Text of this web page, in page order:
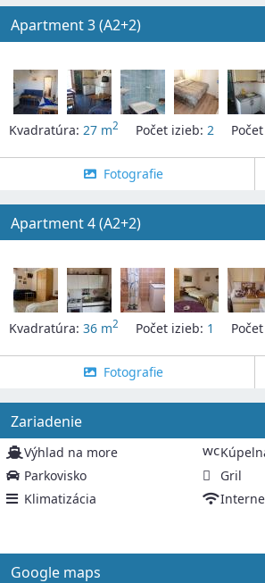
Apartment 3 (A2+2)
Kvadratúra: 27 m2 Počet izieb: 2
Fotografie
Apartment 4 (A2+2)
Kvadratúra: 36 m2 Počet izieb: 1
Fotografie
Zariadenie
Výhlad na more wc
Parkovisko
Gril
Klimatizácia
Google maps